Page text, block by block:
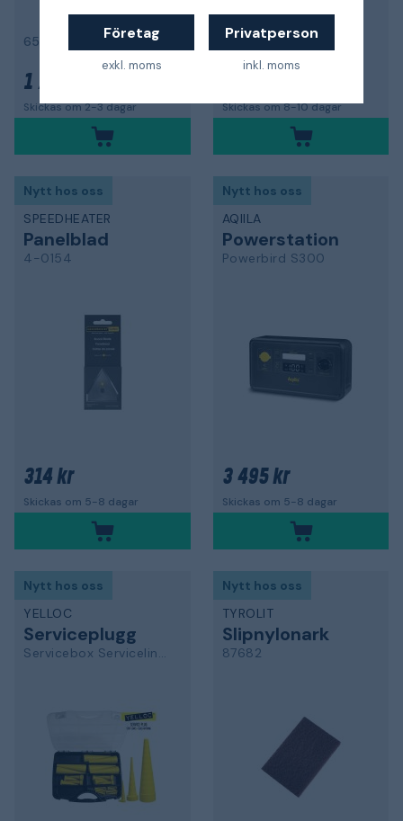
Företag
exkl. moms
Privatperson
inkl. moms
1 792 kr
Skickas om 2-3 dagar
vit
Skickas om 8-10 dagar
Nytt hos oss
SPEEDHEATER
Panelblad
4-0154
314 kr
Skickas om 5-8 dagar
Nytt hos oss
AQIILA
Powerstation
Powerbird S300
3 495 kr
Skickas om 5-8 dagar
Nytt hos oss
YELLOC
Serviceplugg
Servicebox Serviceline Micro STD XL
Nytt hos oss
TYROLIT
Slipnylonark
87682